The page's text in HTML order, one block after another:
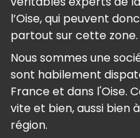
l’Oise, qui peuvent
partout sur cette zone.
Nous sommes une
sont habilement
France et dans l'Oise.
vite et bien, aussi bien
région.